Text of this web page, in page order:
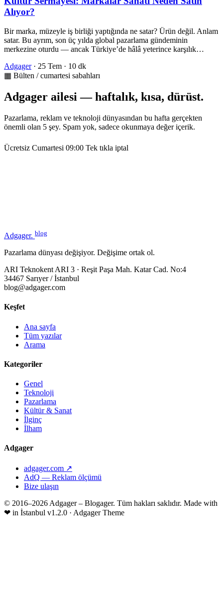
Alıyor?
Bir marka, müzeyle iş birliği yaptığında ne satar? Ürün değil. Anlam
satar. Bu ayrım, son üç yılda global pazarlama gündeminin
merkezine oturdu — ancak Türkiye’de hâlâ yeterince karşılık…
Adgager · 25 Tem · 10 dk
▦ Bülten / cumartesi sabahları
Adgager ailesi — haftalık, kısa, dürüst.
Pazarlama, reklam ve teknoloji dünyasından bu hafta gerçekten
önemli olan 5 şey. Spam yok, sadece okunmaya değer içerik.
Ücretsiz Cumartesi 09:00 Tek tıkla iptal
Adgager. blog
Pazarlama dünyası değişiyor. Değişime ortak ol.
ARI Teknokent ARI 3 · Reşit Paşa Mah. Katar Cad. No:4
34467 Sarıyer / İstanbul
blog@adgager.com
Keşfet
Ana sayfa
Tüm yazılar
Arama
Kategoriler
Genel
Teknoloji
Pazarlama
Kültür & Sanat
İlginç
İlham
Adgager
adgager.com ↗
AdQ — Reklam ölçümü
Bize ulaşın
© 2016–2026 Adgager – Blogager. Tüm hakları saklıdır. Made with
❤ in İstanbul v1.2.0 · Adgager Theme